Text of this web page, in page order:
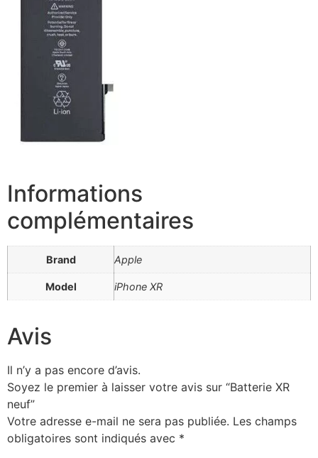
Informations
complémentaires
Brand Apple
Model iPhone XR
Avis
Il n’y a pas encore d’avis.
Soyez le premier à laisser votre avis sur “Batterie XR
neuf”
Votre adresse e-mail ne sera pas publiée. Les champs
obligatoires sont indiqués avec *